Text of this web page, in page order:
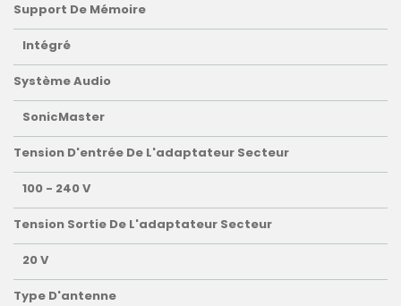
Support De Mémoire
Intégré
Système Audio
SonicMaster
Tension D'entrée De L'adaptateur Secteur
100 - 240 V
Tension Sortie De L'adaptateur Secteur
20 V
Type D'antenne